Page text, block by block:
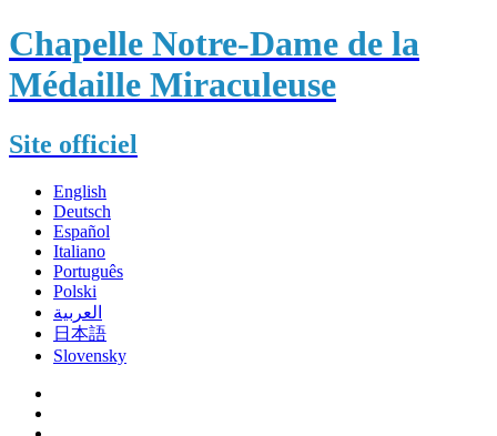
Chapelle Notre-Dame de la
Médaille Miraculeuse
Site officiel
English
Deutsch
Español
Italiano
Português
Polski
العربية
日本語
Slovensky